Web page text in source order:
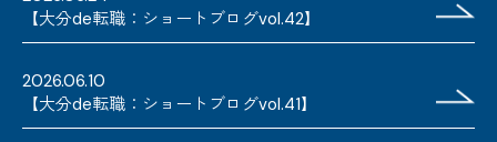
【大分de転職：ショートブログvol.42】
2026.06.10
【大分de転職：ショートブログvol.41】